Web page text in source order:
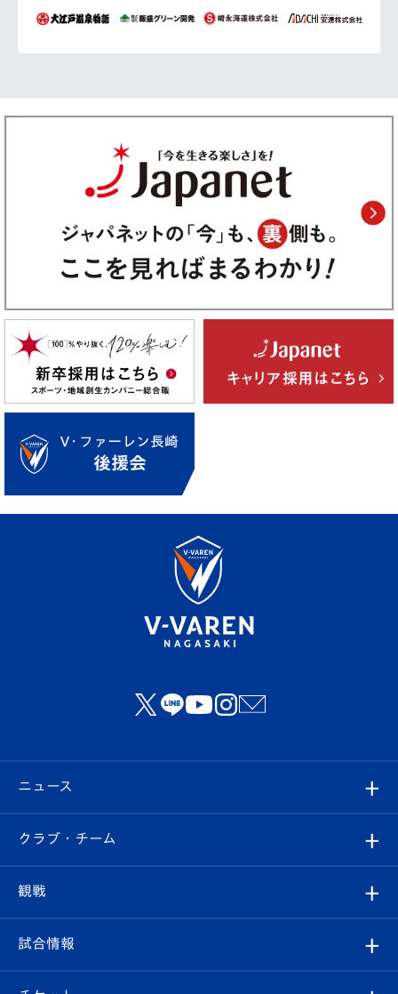
ニュース
すべて
クラブ
試合情報
クラブ・チーム
クラブ概要
観戦
観戦ルール
試合情報